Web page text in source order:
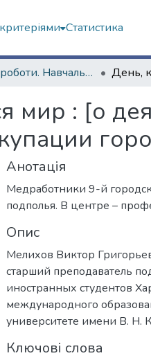
Статистика
Наукові роботи. Навчально-науковий інститут міжнародної освіти
мир : [о
Анотація
Медработники 9-й
подполья. В центре –
Опис
Мелихов Виктор
старший преподаватель
иностранных студентов
международного
университете имени В. Н.
Ключові слова